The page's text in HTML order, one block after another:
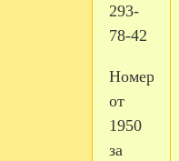
293-
78-42
Номера
от
1950
за